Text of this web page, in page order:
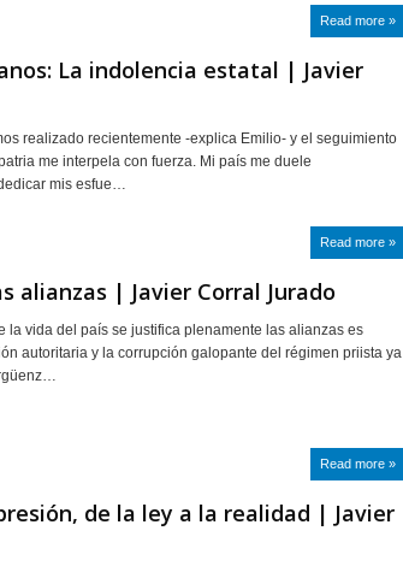
Read more »
La indolencia estatal | Javier
realizado recientemente -explica Emilio- y el seguimiento
me interpela con fuerza. Mi país me duele
mis esfue…
Read more »
alianzas | Javier Corral Jurado
la vida del país se justifica plenamente las alianzas es
autoritaria y la corrupción galopante del régimen priista ya
Read more »
de la ley a la realidad | Javier